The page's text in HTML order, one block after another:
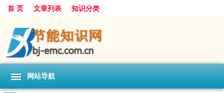
首 页 文章列表 知识分类
网站导航